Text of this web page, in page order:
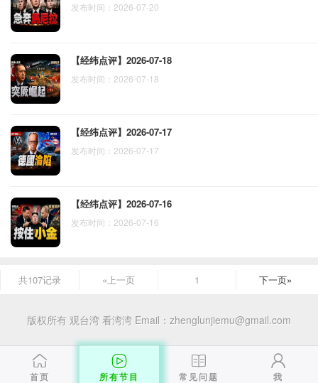
发布时间：2026-07-20
【经纬点评】2026-07-18
发布时间：2026-07-18
【经纬点评】2026-07-17
发布时间：2026-07-17
【经纬点评】2026-07-16
发布时间：2026-07-16
共107记录 «上一页 1 下一页»
版权所有 观台湾 看湾湾 Email：zhenglunjiemu@gmail.com
首页 所有节目 常见问题 我